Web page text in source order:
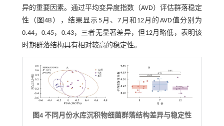
异的重要因素。通过平均变异度指数（AVD）评估群落稳定
性（ 图4B），结果显示5月、7月和12月的AVD值分别为
0.44，0.45，0.43，三者无显著差异，但12月略低，表明该
时期群落结构具有相对较高的稳定性。
图4 不同月份水库沉积物细菌群落结构差异与稳定性